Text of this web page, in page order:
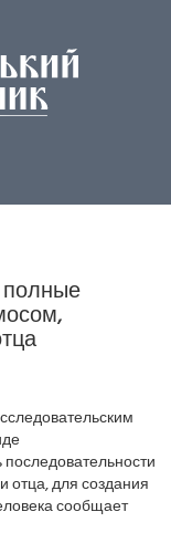
полные
для создания
сообщает